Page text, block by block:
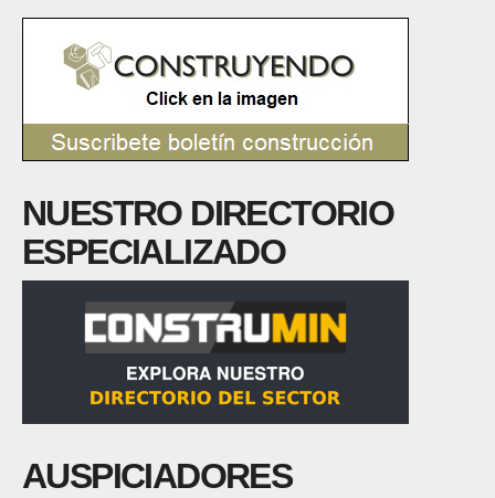
NUESTRO DIRECTORIO
ESPECIALIZADO
AUSPICIADORES